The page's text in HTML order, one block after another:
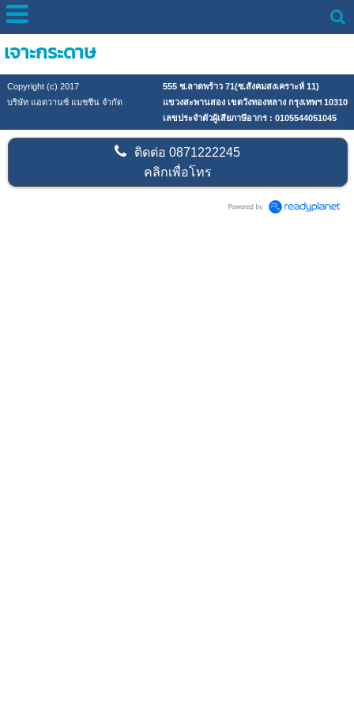
เจาะกระดาษ
Copyright (c) 2017
555 ซ.ลาดพร้าว 71(ซ.สังคมสงเคราะห์ 11)
บริษัท แอดวานซ์ แมชชีน จำกัด
แขวงสะพานสอง เขตวังทองหลาง กรุงเทพฯ 10310
เลขประจำตัวผู้เสียภาษีอากร : 0105544051045
ติดต่อ0871222245
คลิกเพื่อโทร